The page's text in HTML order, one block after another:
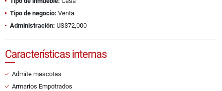
Tipo de negocio: Venta
Administración: US$72,000
Características internas
Admite mascotas
Armarios Empotrados